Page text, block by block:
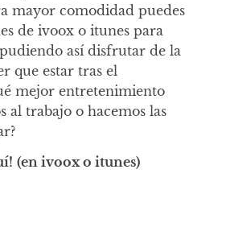
mayor comodidad puedes
de ivoox o itunes para
así disfrutar de la
que estar tras el
mejor entretenimiento
al trabajo o hacemos las
(en ivoox o itunes)